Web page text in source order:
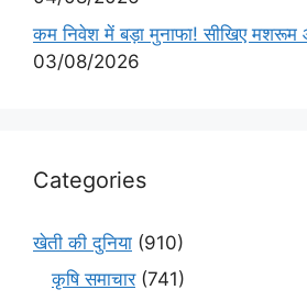
कम निवेश में बड़ा मुनाफा! सीखिए
03/08/2026
Categories
खेती की दुनिया (910)
कृषि समाचार(741)